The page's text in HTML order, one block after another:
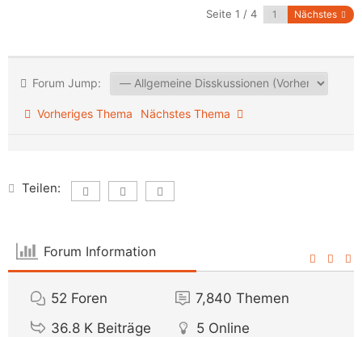
Seite 1 / 4 Nächstes
Forum Jump:
Vorheriges Thema Nächstes Thema
Teilen:
Forum Information
52 Foren 7,840 Themen
36.8 K Beiträge 5 Online